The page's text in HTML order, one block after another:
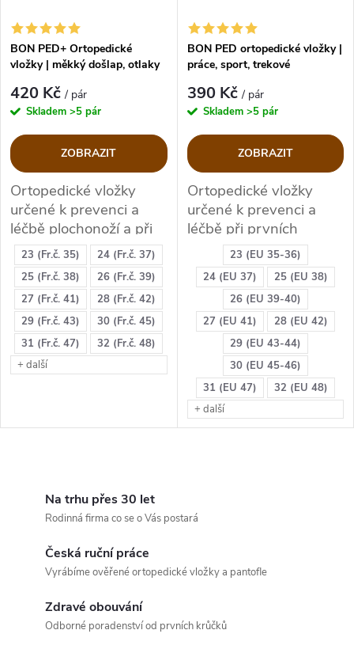
í
p
r
o
d
u
k
t
ů
s
p
r
o
d
u
k
t
ů
23 (Fr.č. 35)
24 (Fr.č. 37)
25 (Fr.č. 38)
26 (Fr.č. 39)
27 (Fr.č. 41)
28 (Fr.č. 42)
29 (Fr.č. 43)
30 (Fr.č. 45)
31 (Fr.č. 47)
32 (Fr.č. 48)
+ další
BON PED+ Ortopedické
vložky | měkký došlap, otlaky
420 Kč/ pár
Skladem >5 pár
ZOBRAZIT
Ortopedické vložky
určené k prevenci a
léčbě plochonoží a při
otlacích, zejména v
oblasti krátkých svalů
chodidla (bříšky) a
prstové části
VHODNÉ:
Vycházková obuv,
pracovní obuv(i při
sportovní obuv, otlaky
23 (EU 35-36)
24 (EU 37)
25 (EU 38)
26 (EU 39-40)
27 (EU 41)
28 (EU 42)
29 (EU 43-44)
30 (EU 45-46)
31 (EU 47)
32 (EU 48)
+ další
BON PED ortopedické vložky |
práce, sport, trekové
390 Kč/ pár
Skladem >5 pár
ZOBRAZIT
Ortopedické vložky
určené k prevenci a
léčbě při prvních
příznacích plochonoží.
VHODNÉ: Pracovní
(i při patních
ostruhách),
delší
chůze, treková,
sportovní obuv,
začátečník s ortopedií.
Na trhu přes 30 let
Rodinná firma co se o Vás postará
Česká ruční práce
Vyrábíme ověřené ortopedické vložky a pantofle
Zdravé obouvání
Odborné poradenství od prvních krůčků